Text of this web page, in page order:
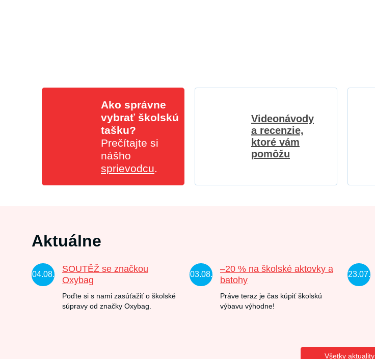
Ako správne
vybrať školskú
tašku?
Prečítajte si
nášho
sprievodcu.
Videonávody
a recenzie,
ktoré vám
pomôžu
Aktuálne
04.08.
SOUTĚŽ se značkou
Oxybag
Poďte si s nami zasúťažiť o školské
súpravy od značky Oxybag.
03.08.
–20 % na školské aktovky a
batohy
Práve teraz je čas kúpiť školskú
výbavu výhodne!
23.07.
Všetky aktuality